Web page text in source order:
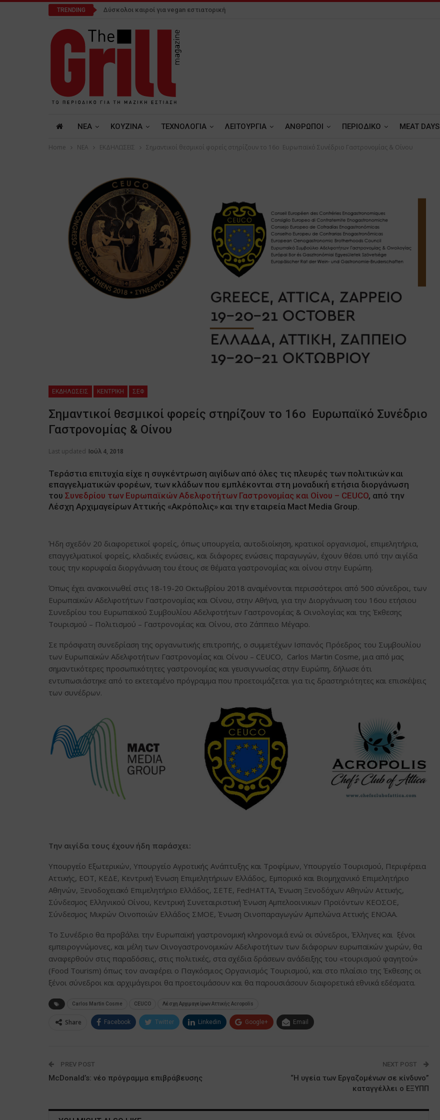
TRENDING Δύσκολοι καιροί για vegan εστιατορική
NEA ΚΟΥΖΙΝΑ ΤΕΧΝΟΛΟΓΙΑ ΛΕΙΤΟΥΡΓΙΑ ΑΝΘΡΩΠΟΙ ΠΕΡΙΟΔΙΚΟ MEAT DAYS
Home NEA ΕΚΔΗΛΩΣΕΙΣ Σημαντικοί θεσμικοί φορείς στηρίζουν το 16ο Ευρωπαϊκό Συνέδριο Γαστρονομίας & Οίνου
ΕΚΔΗΛΩΣΕΙΣ ΚΕΝΤΡΙΚΗ ΣΕΦ
Σημαντικοί θεσμικοί φορείς στηρίζουν το 16ο Ευρωπαϊκό Συνέδριο
Γαστρονομίας & Οίνου
Last updated Ιούλ 4, 2018
Τεράστια επιτυχία είχε η συγκέντρωση αιγίδων από όλες τις πλευρές των πολιτικών και
επαγγελματικών φορέων, των κλάδων που εμπλέκονται στη μοναδική ετήσια διοργάνωση
του Συνεδρίου των Ευρωπαϊκών Αδελφοτήτων Γαστρονομίας και Οίνου – CEUCO, από την
Λέσχη Αρχιμαγείρων Αττικής «Ακρόπολις» και την εταιρεία Mact Media Group.
Ήδη σχεδόν 20 διαφορετικοί φορείς, όπως υπουργεία, αυτοδιοίκηση, κρατικοί οργανισμοί, επιμελητήρια,
επαγγελματικοί φορείς, κλαδικές ενώσεις, και διάφορες ενώσεις παραγωγών, έχουν θέσει υπό την αιγίδα
τους την κορυφαία διοργάνωση του έτους σε θέματα γαστρονομίας και οίνου στην Ευρώπη.
Όπως έχει ανακοινωθεί στις 18-19-20 Οκτωβρίου 2018 αναμένονται περισσότεροι από 500 σύνεδροι, των
Ευρωπαϊκών Αδελφοτήτων Γαστρονομίας και Οίνου, στην Αθήνα, για την Διοργάνωση του 16ου ετήσιου
Συνεδρίου του Ευρωπαϊκού Συμβουλίου Αδελφοτήτων Γαστρονομίας & Οινολογίας και της Έκθεσης
Τουρισμού – Πολιτισμού – Γαστρονομίας και Οίνου, στο Ζάππειο Μέγαρο.
Σε πρόσφατη συνεδρίαση της οργανωτικής επιτροπής, ο συμμετέχων Ισπανός Πρόεδρος του Συμβουλίου
των Ευρωπαϊκών Αδελφοτήτων Γαστρονομίας και Οίνου – CEUCO, Carlos Martin Cosme, μια από μας
σημαντικότερες προσωπικότητες γαστρονομίας και γευσιγνωσίας στην Ευρώπη, δήλωσε ότι
εντυπωσιάστηκε από το εκτεταμένο πρόγραμμα που προετοιμάζεται για τις δραστηριότητες και επισκέψεις
των συνέδρων.
Την αιγίδα τους έχουν ήδη παράσχει:
Υπουργείο Εξωτερικών, Υπουργείο Αγροτικής Ανάπτυξης και Τροφίμων, Υπουργείο Τουρισμού, Περιφέρεια
Αττικής, ΕΟΤ, ΚΕΔΕ, Κεντρική Ένωση Επιμελητήριων Ελλάδος, Εμπορικό και Βιομηχανικό Επιμελητήριο
Αθηνών, Ξενοδοχειακό Επιμελητήριο Ελλάδος, ΣΕΤΕ, FedHATTA, Ένωση Ξενοδόχων Αθηνών Αττικής,
Σύνδεσμος Ελληνικού Οίνου, Κεντρική Συνεταιριστική Ένωση Αμπελοοινικων Προϊόντων ΚΕΟΣΟΕ,
Σύνδεσμος Μικρών Οινοποιών Ελλάδος ΣΜΟΕ, Ένωση Οινοπαραγωγών Αμπελώνα Αττικής ΕΝΟΑΑ.
Το Συνέδριο θα προβάλει την Ευρωπαϊκή γαστρονομική κληρονομιά ενώ οι σύνεδροι, Έλληνες και ξένοι
εμπειρογνώμονες, και μέλη των Οινογαστρονομικών Αδελφοτήτων των διάφορων ευρωπαϊκών χωρών, θα
αναφερθούν στις παραδόσεις, στις πολιτικές, στα σχέδια δράσεων ανάδειξης του «τουρισμού φαγητού»
(Food Tourism) όπως τον αναφέρει ο Παγκόσμιος Οργανισμός Τουρισμού, και στο πλαίσιο της Έκθεσης οι
ξένοι σύνεδροι και αρχιμάγειροι θα προετοιμάσουν και θα παρουσιάσουν διαφορετικά εθνικά εδέσματα.
Carlos Martin Cosme CEUCO Λέσχη Αρχιμαγείρων Αττικής Acropolis
Share Facebook Twitter Linkedin Google+ Email
PREV POST
McDonald’s: νέο πρόγραμμα επιβράβευσης
NEXT POST
“Η υγεία των Εργαζομένων σε κίνδυνο”
καταγγέλλει ο ΕΞΥΠΠ